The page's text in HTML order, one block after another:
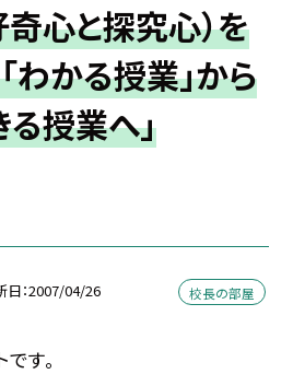
奇心と探究心）を
かる授業」から
る授業へ」
日 2007/04/26 校長の部屋
す。